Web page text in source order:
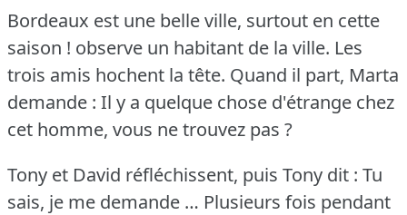
Bordeaux est une belle ville, surtout en cette
saison ! observe un habitant de la ville. Les
trois amis hochent la tête. Quand il part, Marta
demande : Il y a quelque chose d'étrange chez
cet homme, vous ne trouvez pas ?
Tony et David réfléchissent, puis Tony dit : Tu
sais, je me demande … Plusieurs fois pendant